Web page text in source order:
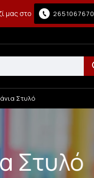
μας στο 2651067670
Στυλό
Στυλό